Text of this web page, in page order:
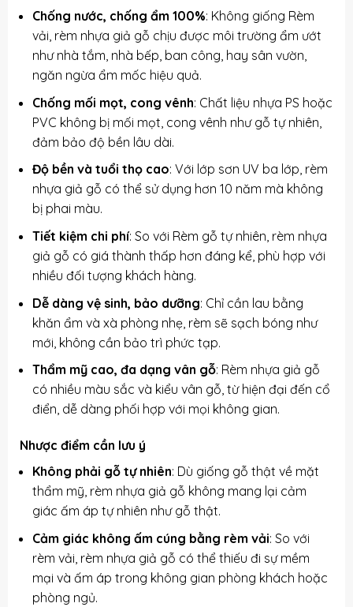
Chống nước, chống ẩm 100%: Không giống Rèm
vải, rèm nhựa giả gỗ chịu được môi trường ẩm ướt
như nhà tắm, nhà bếp, ban công, hay sân vườn,
ngăn ngừa ẩm mốc hiệu quả.
Chống mối mọt, cong vênh: Chất liệu nhựa PS hoặc
PVC không bị mối mọt, cong vênh như gỗ tự nhiên,
đảm bảo độ bền lâu dài.
Độ bền và tuổi thọ cao: Với lớp sơn UV ba lớp, rèm
nhựa giả gỗ có thể sử dụng hơn 10 năm mà không
bị phai màu.
Tiết kiệm chi phí: So với Rèm gỗ tự nhiên, rèm nhựa
giả gỗ có giá thành thấp hơn đáng kể, phù hợp với
nhiều đối tượng khách hàng.
Dễ dàng vệ sinh, bảo dưỡng: Chỉ cần lau bằng
khăn ẩm và xà phòng nhẹ, rèm sẽ sạch bóng như
mới, không cần bảo trì phức tạp.
Thẩm mỹ cao, đa dạng vân gỗ: Rèm nhựa giả gỗ
có nhiều màu sắc và kiểu vân gỗ, từ hiện đại đến cổ
điển, dễ dàng phối hợp với mọi không gian.
Nhược điểm cần lưu ý
Không phải gỗ tự nhiên: Dù giống gỗ thật về mặt
thẩm mỹ, rèm nhựa giả gỗ không mang lại cảm
giác ấm áp tự nhiên như gỗ thật.
Cảm giác không ấm cúng bằng rèm vải: So với
rèm vải, rèm nhựa giả gỗ có thể thiếu đi sự mềm
mại và ấm áp trong không gian phòng khách hoặc
phòng ngủ.